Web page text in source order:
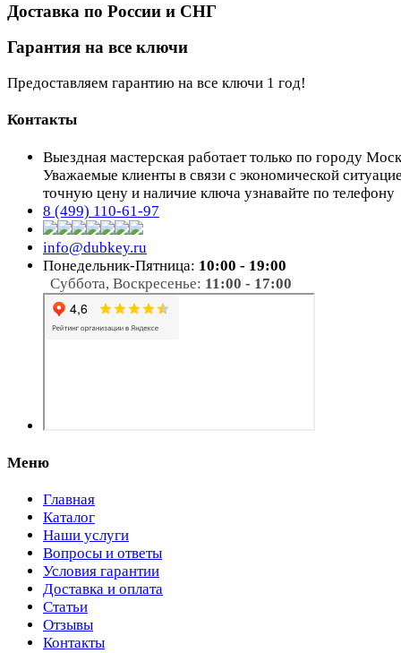
Доставка по России и СНГ
Гарантия на все ключи
Предоставляем гарантию на все ключи 1 год!
Контакты
Выездная мастерская работает только по городу
Уважаемые клиенты в связи с экономической
точную цену и наличие ключа узнавайте по телефону
8 (499) 110-61-97
info@dubkey.ru
Понедельник-Пятница: 10:00 - 19:00
Суббота, Воскресенье: 11:00 - 17:00
Меню
Главная
Каталог
Наши услуги
Вопросы и ответы
Условия гарантии
Доставка и оплата
Статьи
Отзывы
Контакты